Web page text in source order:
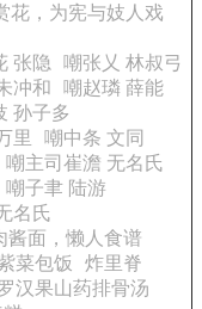
花，为宪与妓人戏
张隐
嘲张乂 林叔弓
冲和
嘲赵璘 薛能
孙子多
里
嘲中条 文同
嘲主司崔澹 无名氏
嘲子聿 陆游
名氏
酱面，懒人食谱
菜包饭
炸里脊
汉果山药排骨汤